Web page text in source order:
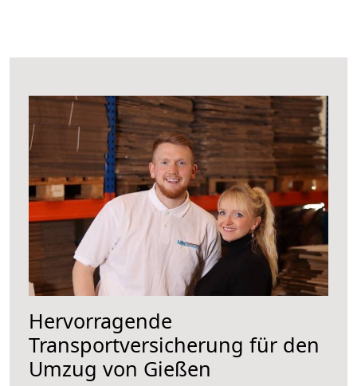
Hervorragende
Transportversicherung für den
Umzug von Gießen